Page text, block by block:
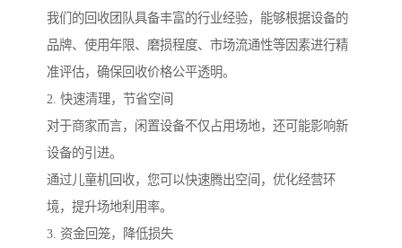
我们的回收团队具备丰富的行业经验，能够根据设备的
品牌、使用年限、磨损程度、市场流通性等因素进行精
准评估，确保回收价格公平透明。
2. 快速清理，节省空间
对于商家而言，闲置设备不仅占用场地，还可能影响新
设备的引进。
通过儿童机回收，您可以快速腾出空间，优化经营环
境，提升场地利用率。
3. 资金回笼，降低损失